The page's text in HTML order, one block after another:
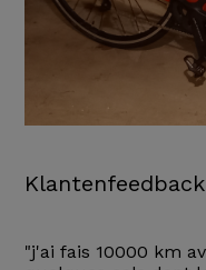
Klantenfeedback
"j'ai fais 10000 km